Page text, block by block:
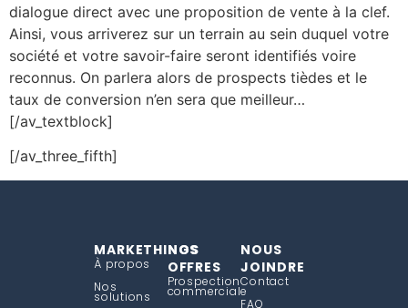
dialogue direct avec une proposition de vente à la clef.
Ainsi, vous arriverez sur un terrain au sein duquel votre
société et votre savoir-faire seront identifiés voire
reconnus. On parlera alors de prospects tièdes et le
taux de conversion n’en sera que meilleur…
[/av_textblock]
[/av_three_fifth]
MARKETHINGS
À propos
Nos
solutions
NOS
OFFRES
Prospection
commerciale
NOUS
JOINDRE
Contact
FAQ